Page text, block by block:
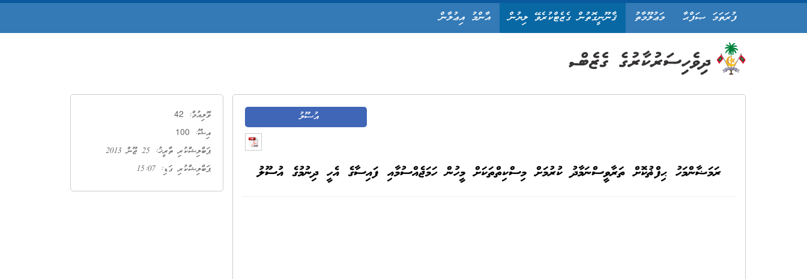
ފުރަތަމަ ޞަފްޙާ މަޢުލޫމާތު ޤާނޫނީގޮތުން ގެޒެޓްކުރެވޭ ލިޔުން އާންމު އިޢުލާން
އުސޫލު
ރަމަޟާންމަހު ޙިފްޡުކޮށް ތަރާވީސްނަމާދު ކުރުމަށް މިސްކިތްތަކަށް މީހުން ހަމަޖެއްސުމާއި ފައިސާގެ އެހީ ދިނުމުގެ އުސޫލު
ވޮލިއުމް: 42
އިޝޫ: 100
ޕަބްލިޝްކުރި ތާރީޚު: 25 ޖޫން 2013
ޕަބްލިޝްކުރި ގަޑި: 15:07